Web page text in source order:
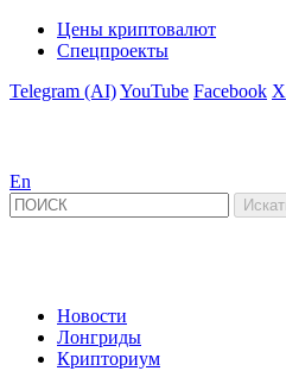
Цены криптовалют
Спецпроекты
Telegram (AI)YouTube Facebook X
En
Новости
Лонгриды
Крипториум